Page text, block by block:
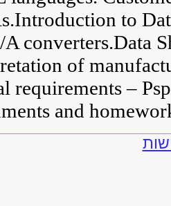
to
A converters.Data
of
requirements –
and